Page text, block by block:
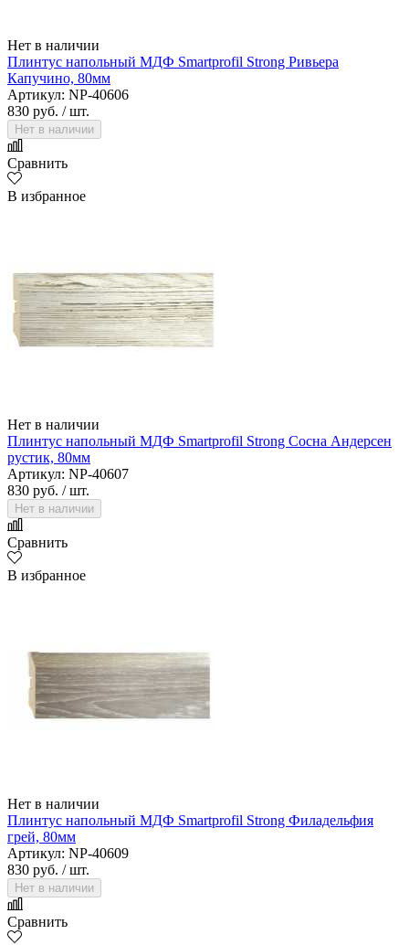
Нет в наличии
Плинтус напольный МДФ Smartprofil Strong Ривьера
Капучино, 80мм
Артикул: NP-40606
830 руб. / шт.
Нет в наличии
Сравнить
В избранное
Нет в наличии
Плинтус напольный МДФ Smartprofil Strong Сосна Андерсен
рустик, 80мм
Артикул: NP-40607
830 руб. / шт.
Нет в наличии
Сравнить
В избранное
Нет в наличии
Плинтус напольный МДФ Smartprofil Strong Филадельфия
грей, 80мм
Артикул: NP-40609
830 руб. / шт.
Нет в наличии
Сравнить